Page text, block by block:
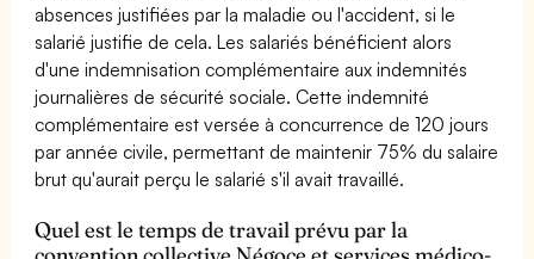
absences justifiées par la maladie ou l'accident, si le
salarié justifie de cela. Les salariés bénéficient alors
d'une indemnisation complémentaire aux indemnités
journalières de sécurité sociale. Cette indemnité
complémentaire est versée à concurrence de 120 jours
par année civile, permettant de maintenir 75% du salaire
brut qu'aurait perçu le salarié s'il avait travaillé.
Quel est le temps de travail prévu par la